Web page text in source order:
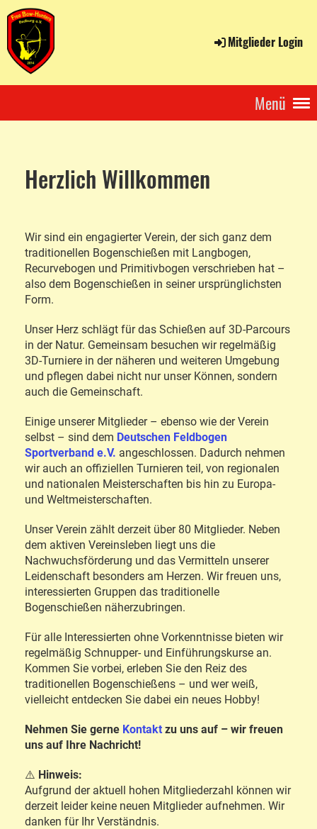
Mitglieder Login
Menü
Herzlich Willkommen
Wir sind ein engagierter Verein, der sich ganz dem
traditionellen Bogenschießen mit Langbogen,
Recurvebogen und Primitivbogen verschrieben hat –
also dem Bogenschießen in seiner ursprünglichsten
Form.
Unser Herz schlägt für das Schießen auf 3D-Parcours
in der Natur. Gemeinsam besuchen wir regelmäßig
3D-Turniere in der näheren und weiteren Umgebung
und pflegen dabei nicht nur unser Können, sondern
auch die Gemeinschaft.
Einige unserer Mitglieder – ebenso wie der Verein
selbst – sind dem Deutschen Feldbogen
Sportverband e.V. angeschlossen. Dadurch nehmen
wir auch an offiziellen Turnieren teil, von regionalen
und nationalen Meisterschaften bis hin zu Europa-
und Weltmeisterschaften.
Unser Verein zählt derzeit über 80 Mitglieder. Neben
dem aktiven Vereinsleben liegt uns die
Nachwuchsförderung und das Vermitteln unserer
Leidenschaft besonders am Herzen. Wir freuen uns,
interessierten Gruppen das traditionelle
Bogenschießen näherzubringen.
Für alle Interessierten ohne Vorkenntnisse bieten wir
regelmäßig Schnupper- und Einführungskurse an.
Kommen Sie vorbei, erleben Sie den Reiz des
traditionellen Bogenschießens – und wer weiß,
vielleicht entdecken Sie dabei ein neues Hobby!
Nehmen Sie gerne Kontakt zu uns auf – wir freuen
uns auf Ihre Nachricht!
⚠️ Hinweis:
Aufgrund der aktuell hohen Mitgliederzahl können wir
derzeit leider keine neuen Mitglieder aufnehmen. Wir
danken für Ihr Verständnis.